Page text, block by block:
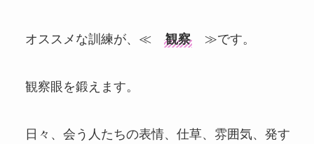
オススメな訓練が、≪ 観察≫です。
観察眼を鍛えます。
日々、会う人たちの表情、仕草、雰囲気、発す